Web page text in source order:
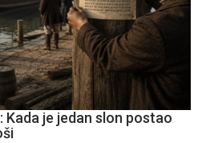
Kada je jedan slon postao